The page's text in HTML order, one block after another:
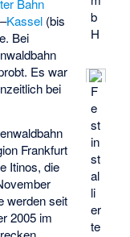
b
H
F
e
st
in
st
al
li
er
te
Kassel (bis
Bei
Es war
bei
Frankfurt
Itinos, die
werden seit
2005 im